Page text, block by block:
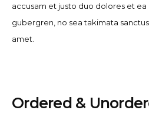
accusam et justo duo dolores et
gubergren, no sea takimata
amet.
Ordered &